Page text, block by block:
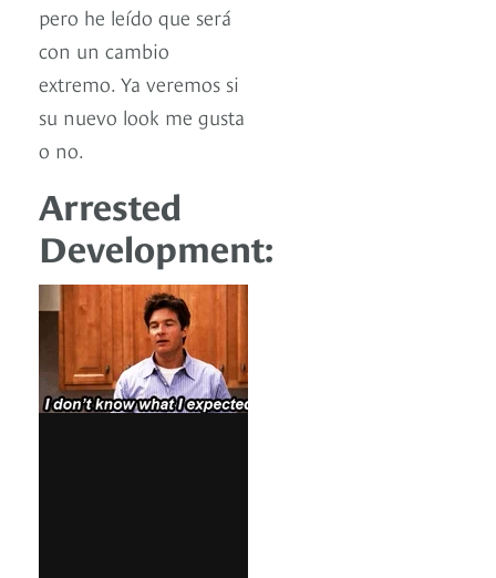
pero he leído que será
con un cambio
extremo. Ya veremos si
su nuevo look me gusta
o no.
Arrested
Development: